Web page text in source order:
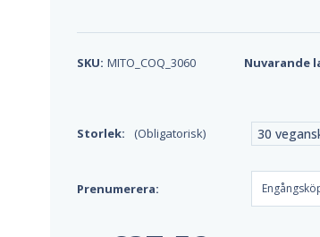
SKU: MITO_COQ_3060 Nuvarande
Storlek: (Obligatorisk) 30
Prenumerera: